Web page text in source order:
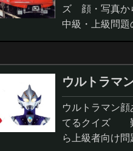
ズ 顔・写真か
中級・上級問題
ウルトラマ
ウルトラマン
てるクイズ 難
ら上級者向け